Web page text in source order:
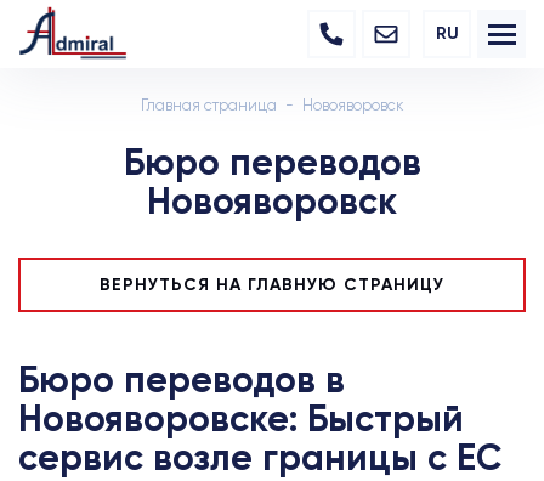
RU
Главная страница Новояворовск
Бюро переводов
Новояворовск
ВЕРНУТЬСЯ НА ГЛАВНУЮ СТРАНИЦУ
Бюро переводов в
Новояворовске: Быстрый
сервис возле границы с ЕС